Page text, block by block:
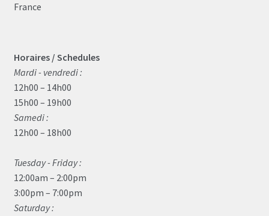
France
Horaires / Schedules
Mardi - vendredi :
12h00 – 14h00
15h00 – 19h00
Samedi :
12h00 – 18h00
Tuesday - Friday :
12:00am – 2:00pm
3:00pm – 7:00pm
Saturday :